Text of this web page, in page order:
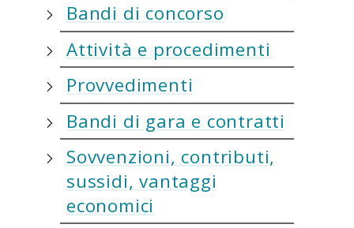
Bandi di concorso
Attività e procedimenti
Provvedimenti
Bandi di gara e contratti
Sovvenzioni, contributi,
sussidi, vantaggi
economici